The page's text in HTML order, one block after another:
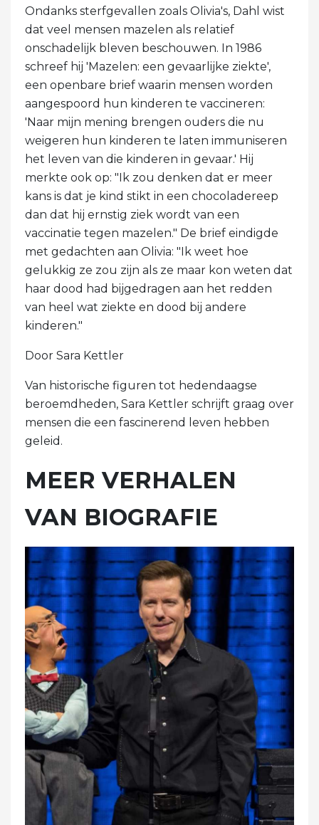
Ondanks sterfgevallen zoals Olivia's, Dahl wist
dat veel mensen mazelen als relatief
onschadelijk bleven beschouwen. In 1986
schreef hij 'Mazelen: een gevaarlijke ziekte',
een openbare brief waarin mensen worden
aangespoord hun kinderen te vaccineren:
'Naar mijn mening brengen ouders die nu
weigeren hun kinderen te laten immuniseren
het leven van die kinderen in gevaar.' Hij
merkte ook op: "Ik zou denken dat er meer
kans is dat je kind stikt in een chocoladereep
dan dat hij ernstig ziek wordt van een
vaccinatie tegen mazelen." De brief eindigde
met gedachten aan Olivia: "Ik weet hoe
gelukkig ze zou zijn als ze maar kon weten dat
haar dood had bijgedragen aan het redden
van heel wat ziekte en dood bij andere
kinderen."
Door Sara Kettler
Van historische figuren tot hedendaagse
beroemdheden, Sara Kettler schrijft graag over
mensen die een fascinerend leven hebben
geleid.
MEER VERHALEN
VAN BIOGRAFIE